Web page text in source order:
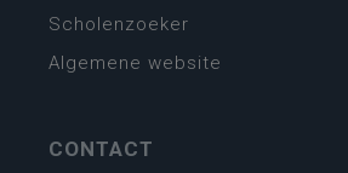
Scholenzoeker
Algemene website
CONTACT